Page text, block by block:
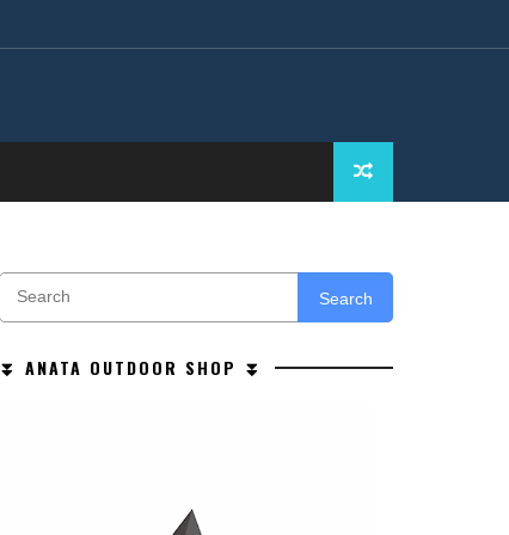
Search
⏬ ANATA OUTDOOR SHOP ⏬